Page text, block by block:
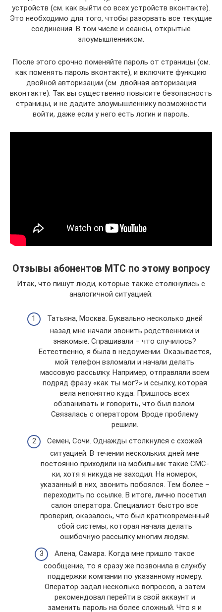
устройств (см. как выйти со всех устройств вконтакте).
Это необходимо для того, чтобы разорвать все текущие
соединения. В том числе и сеансы, открытые
злоумышленником.
После этого срочно поменяйте пароль от страницы (см.
как поменять пароль вконтакте), и включите функцию
двойной авторизации (см. двойная авторизация
вконтакте). Так вы существенно повысите безопасность
страницы, и не дадите злоумышленнику возможности
войти, даже если у него есть логин и пароль.
Отзывы абонентов МТС по этому вопросу
Итак, что пишут люди, которые также столкнулись с
аналогичной ситуацией:
Татьяна, Москва. Буквально несколько дней
назад мне начали звонить родственники и
знакомые. Спрашивали – что случилось?
Естественно, я была в недоумении. Оказывается,
мой телефон взломали и начали делать
массовую рассылку. Например, отправляли всем
подряд фразу «как ты мог?» и ссылку, которая
вела непонятно куда. Пришлось всех
обзванивать и говорить, что был взлом.
Связалась с оператором. Вроде проблему
решили.
Семен, Сочи. Однажды столкнулся с схожей
ситуацией. В течении нескольких дней мне
постоянно приходили на мобильник такие СМС-
ки, хотя я никуда не заходил. На номерок,
указанный в них, звонить побоялся. Тем более –
переходить по ссылке. В итоге, лично посетил
салон оператора. Специалист быстро все
проверил, оказалось, что был кратковременный
сбой системы, которая начала делать
ошибочную рассылку многим людям.
Алена, Самара. Когда мне пришло такое
сообщение, то я сразу же позвонила в службу
поддержки компании по указанному номеру.
Оператор задал несколько вопросов, а затем
рекомендовал перейти в свой аккаунт и
заменить пароль на более сложный. Что я и